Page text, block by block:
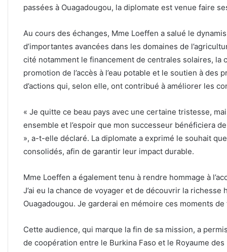
passées à Ouagadougou, la diplomate est venue faire
Au cours des échanges, Mme Loeffen a salué le
d’importantes avancées dans les domaines de
cité notamment le financement de centrales solaires, la
promotion de l’accès à l’eau potable et le soutien à des
d’actions qui, selon elle, ont contribué à améliorer les
« Je quitte ce beau pays avec une certaine tristesse,
ensemble et l’espoir que mon successeur bénéficiera
», a-t-elle déclaré. La diplomate a exprimé le souhait
consolidés, afin de garantir leur impact durable.
Mme Loeffen a également tenu à rendre hommage à
J’ai eu la chance de voyager et de découvrir la
Ouagadougou. Je garderai en mémoire ces moments
Cette audience, qui marque la fin de sa mission, a
de coopération entre le Burkina Faso et le Royaume